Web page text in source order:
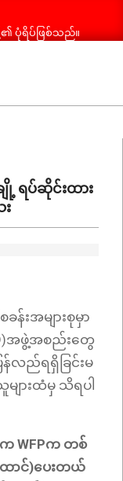
ပုံရိပ်ဖြစ်သည်။
ျို့ ရပ်ဆိုင်းထား
န်းအများစုမှာ
အဖွဲ့အစည်းတွေ
ည်ရရှိခြင်းမ
ျားထံမှ သိရပါ
WFPက တစ်
ာင်)ပေးတယ်